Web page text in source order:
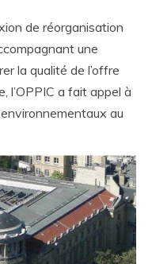
de réorganisation
une
la qualité de l’offre
l’OPPIC a fait appel à
au